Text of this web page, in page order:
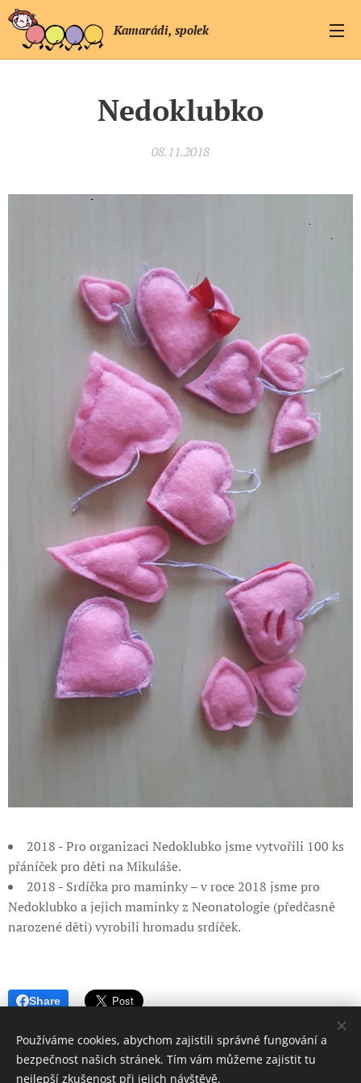
Kamarádi, spolek
Nedoklubko
08.11.2018
2018 - Pro organizaci Nedoklubko jsme vytvořili 100 ks
přáníček pro děti na Mikuláše.
2018 - Srdíčka pro maminky – v roce 2018 jsme pro
Nedoklubko a jejich maminky z Neonatologie (předčasně
narozené děti) vyrobili hromadu srdíček.
Share
Používáme cookies, abychom zajistili správné fungování a
bezpečnost našich stránek. Tím vám můžeme zajistit tu
nejlepší zkušenost při jejich návštěvě.